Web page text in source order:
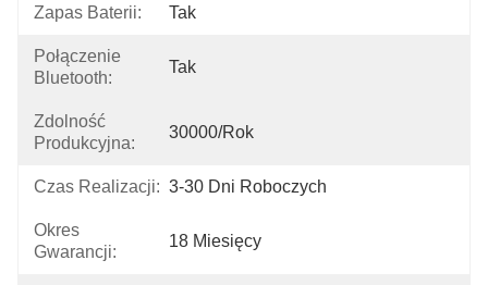
Zapas Baterii: Tak
Połączenie
Bluetooth:
Tak
Zdolność
Produkcyjna:
30000/rok
Czas Realizacji: 3-30 Dni Roboczych
Okres
Gwarancji:
18 Miesięcy